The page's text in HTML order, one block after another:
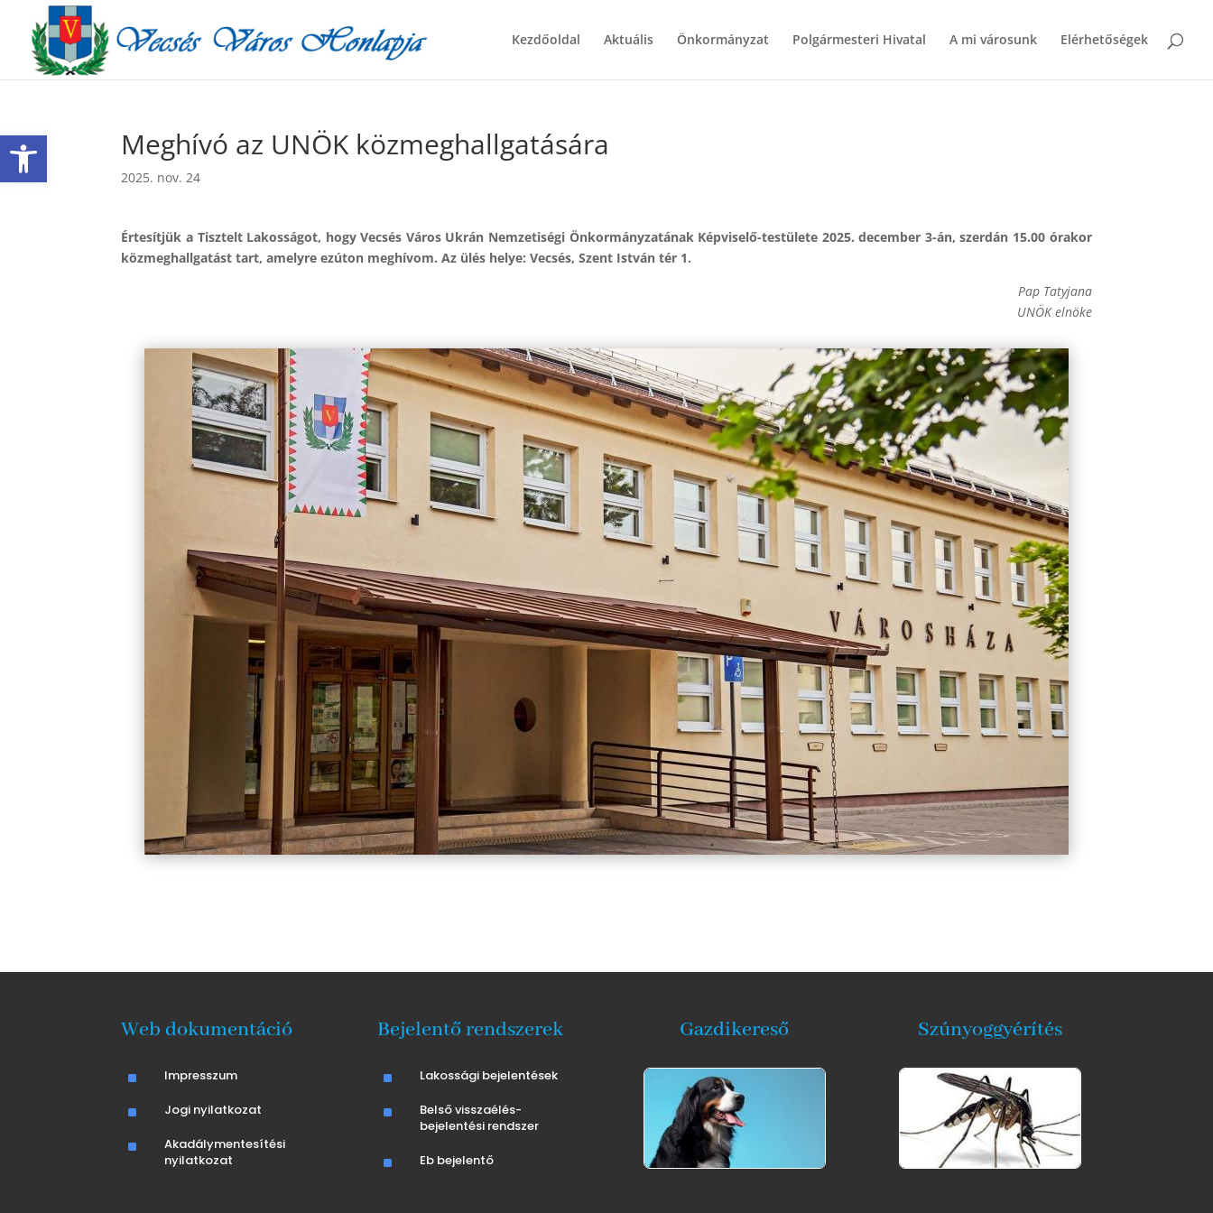
Eszköztár megnyitása
Kezdőoldal Aktuális Önkormányzat Polgármesteri Hivatal A mi városunk Elérhetőségek
Meghívó az UNÖK közmeghallgatására
2025. nov. 24
Értesítjük a Tisztelt Lakosságot, hogy Vecsés Város Ukrán Nemzetiségi Önkormányzatának Képviselő-testülete 2025. december 3-án, szerdán 15.00 órakor
közmeghallgatást tart, amelyre ezúton meghívom. Az ülés helye: Vecsés, Szent István tér 1.
Pap Tatyjana
UNÖK elnöke
Web dokumentáció
^ Impresszum
^ Jogi nyilatkozat
^
Akadálymentesítési
nyilatkozat
Bejelentő rendszerek
^ Lakossági bejelentések
^
Belső visszaélés-
bejelentési rendszer
^ Eb bejelentő
Gazdikereső Szúnyoggyérítés